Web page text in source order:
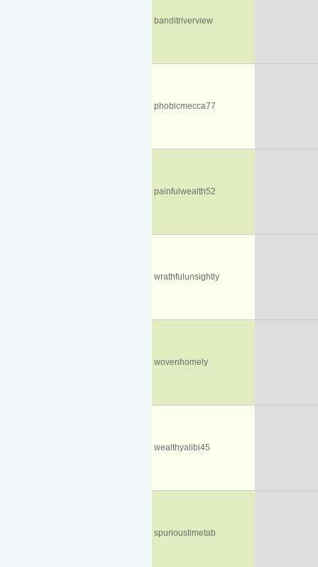
banditriverview
phobicmecca77
painfulwealth52
wrathfulunsightly
wovenhomely
wealthyalibi45
spurioustimetab